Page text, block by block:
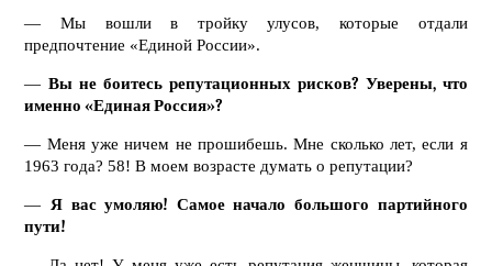
— Мы вошли в тройку улусов, которые отдали
предпочтение «Единой России».
—Вы не боитесь репутационных рисков? Уверены, что
именно «Единая Россия»?
— Меня уже ничем не прошибешь. Мне сколько лет, если я
1963 года? 58! В моем возрасте думать о репутации?
—Я вас умоляю! Самое начало большого партийного
пути!